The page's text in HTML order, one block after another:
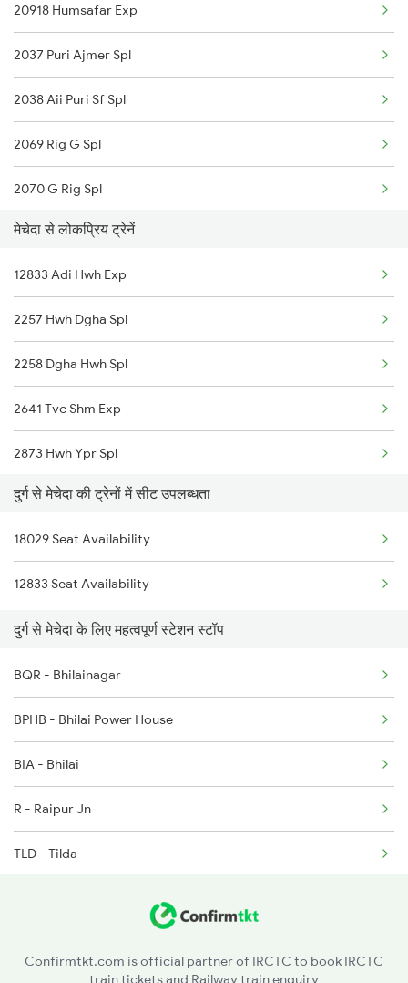
20918 Humsafar Exp
2037 Puri Ajmer Spl
2038 Aii Puri Sf Spl
2069 Rig G Spl
2070 G Rig Spl
2093 Puri Ju Spl
2094 Ju Puri Sf Spl
2145 Ltt Puri Sf Spl
2146 Puri Ltt Sup Spl
2259 Csmt Hwh Spl
2260 Hwh Csmt Spl
2279 Pune Hwh Special
2280 Hwh Pune Spl
2441 Bsp Ndls Spl
2442 Ndls Bsp Special
मेचेदा से लोकप्रिय ट्रेनें
12833 Adi Hwh Exp
2257 Hwh Dgha Spl
2258 Dgha Hwh Spl
2641 Tvc Shm Exp
2873 Hwh Ypr Spl
2874 Ypr Hwh Fest Spl
2885 Bbs Kjm Spl
2886 Kjm Bbs Spl
18013 Hwh Bksc Exp
18014 Bksc Hwh Exp
18029 Ltt Shalimar Exp
18045 East Coast Exp
2867 Hwh Pdy Spl
दुर्ग से मेचेदा की ट्रेनों में सीट उपलब्धता
18029 Seat Availability
12833 Seat Availability
दुर्ग से मेचेदा के लिए महत्वपूर्ण स्टेशन स्टॉप
BQR - Bhilainagar
BPHB - Bhilai Power House
BIA - Bhilai
R - Raipur Jn
TLD - Tilda
Confirmtkt.com is official partner of IRCTC to book IRCTC
train tickets and Railway train enquiry